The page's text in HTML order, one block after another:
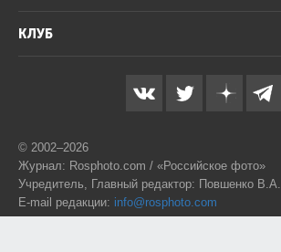
КЛУБ
© 2002–2026
Журнал: Rosphoto.com / «Российское фото»
Учредитель, Главный редактор: Повшенко В.А.
E-mail редакции: info@rosphoto.com